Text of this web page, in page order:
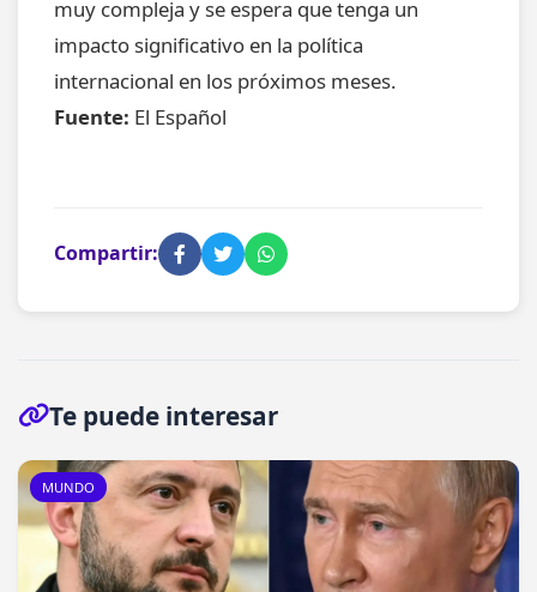
muy compleja y se espera que tenga un
impacto significativo en la política
internacional en los próximos meses.
Fuente: El Español
Compartir:
Te puede interesar
MUNDO